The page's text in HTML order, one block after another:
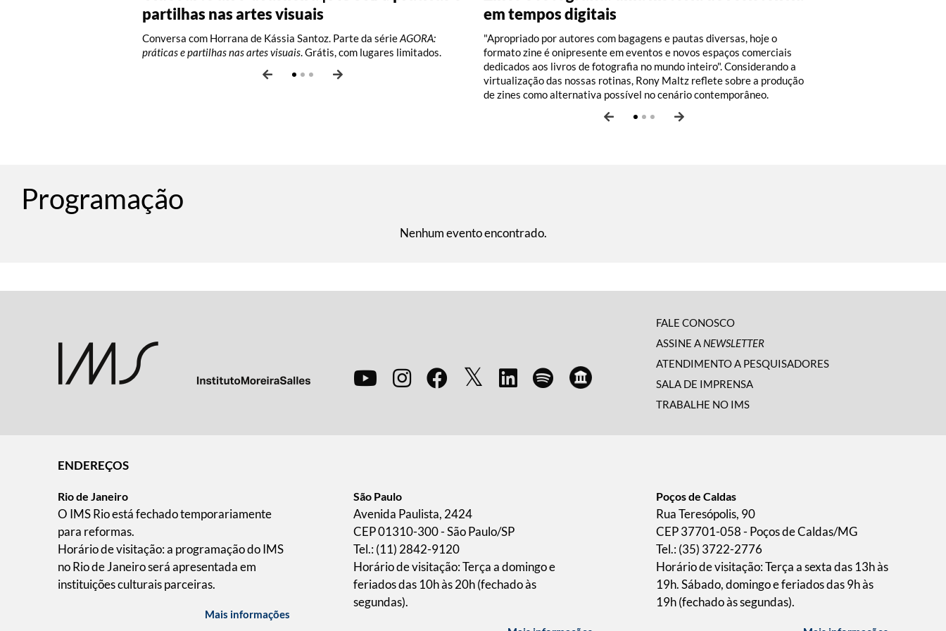
partilhas nas artes visuais
Conversa com Horrana de Kássia Santoz. Parte da sérieAGORA:
práticas e partilhas nas artes visuais. Grátis, com lugares limitados.
Oficina com Celina Yamauchi. Vagas limitadas.
Oficina com Celina Yamauchi. Vagas limitadas.
em tempos digitais
"Apropriado por autores com bagagens e pautas diversas, hoje o
formato zine é onipresente em eventos e novos espaços comerciais
dedicados aos livros de fotografia no mundo inteiro". Considerando a
virtualização das nossas rotinas, Rony Maltz reflete sobre a produção
de zines como alternativa possível no cenário contemporâneo.
Santos, por Pedro Paulo Malta
Vianna
Programação
Nenhum evento encontrado.
FALE CONOSCO
ASSINE A NEWSLETTER
ATENDIMENTO A PESQUISADORES
SALA DE IMPRENSA
TRABALHE NO IMS
ENDEREÇOS
Rio de Janeiro
O IMS Rio está fechado temporariamente
para reformas.
Horário de visitação: a programação do IMS
no Rio de Janeiro será apresentada em
instituições culturais parceiras.
Mais informações
São Paulo
Avenida Paulista, 2424
CEP 01310-300 - São Paulo/SP
Tel.: (11) 2842-9120
Horário de visitação: Terça a domingo e
feriados das 10h às 20h (fechado às
segundas).
Poços de Caldas
Rua Teresópolis, 90
CEP 37701-058 - Poços de Caldas/MG
Tel.: (35) 3722-2776
Horário de visitação: Terça a sexta das 13h às
19h. Sábado, domingo e feriados das 9h às
19h (fechado às segundas).